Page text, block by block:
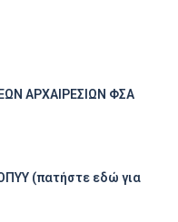
ΑΡΧΑΙΡΕΣΙΩΝ ΦΣΑ
(πατήστε εδώ για